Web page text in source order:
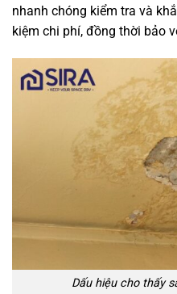
nhanh chóng kiểm tra và
kiệm chi phí, đồng thời bảo
Dấu hiệu cho thấy